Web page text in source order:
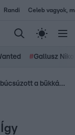
Randi Celeb vagyok,
#Gallusz
"Minden álom véget ért" - Így búcsúzott a bükkábrányi baleset áldozataitól egyikük édesanyja